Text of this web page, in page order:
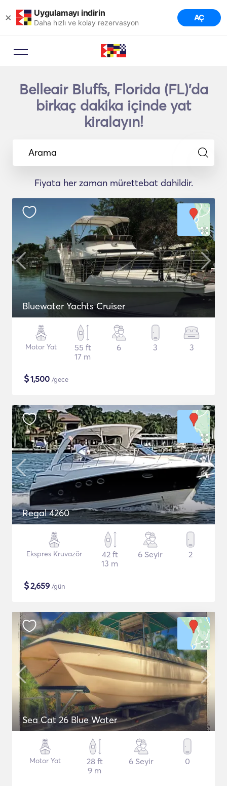
× Uygulamayı indirin
Daha hızlı ve kolay rezervasyon AÇ
Belleair Bluffs, Florida (FL)'da
birkaç dakika içinde yat
kiralayın!
Arama
Fiyata her zaman mürettebat dahildir.
Bluewater Yachts Cruiser
Motor Yat
55 ft
17 m
6 3 3
$1,500 /gece
Regal 4260
Ekspres Kruvazör
42 ft
13 m
6 Seyir 2
$2,659 /gün
Sea Cat 26 Blue Water
Motor Yat
28 ft
9 m
6 Seyir 0